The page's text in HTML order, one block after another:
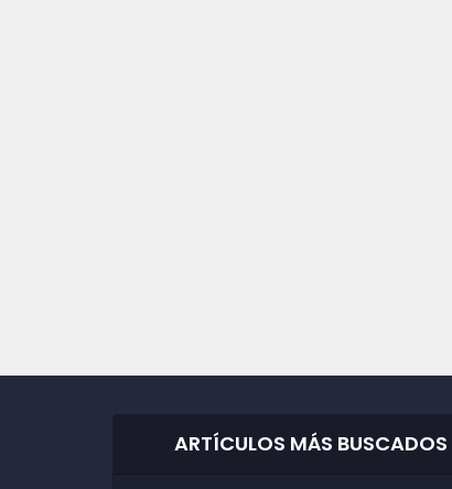
ARTÍCULOS MÁS BUSCADOS